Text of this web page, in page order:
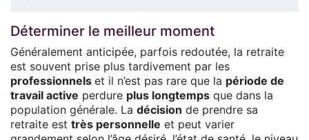
Déterminer le meilleur moment
Généralement anticipée, parfois redoutée, la retraite
est souvent prise plus tardivement par les
professionnels et il n’est pas rare que la période de
travail active perdure plus longtemps que dans la
population générale. La décision de prendre sa
retraite est très personnelle et peut varier